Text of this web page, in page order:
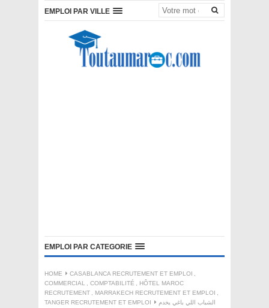
EMPLOI PAR VILLE
EMPLOI PAR CATEGORIE
HOME CASABLANCA RECRUTEMENT ET EMPLOI ,
COMMERCIAL , COMPTABILITÉ , HÔTEL MAROC
RECRUTEMENT , MARRAKECH RECRUTEMENT ET EMPLOI ,
TANGER RECRUTEMENT ET EMPLOI
الشباب اللي باغي يخدم